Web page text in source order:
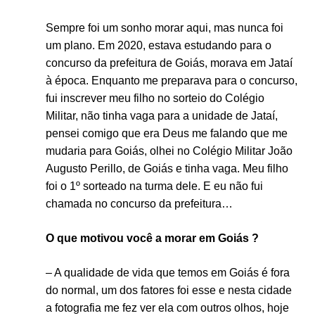
Sempre foi um sonho morar aqui, mas nunca foi
um plano. Em 2020, estava estudando para o
concurso da prefeitura de Goiás, morava em Jataí
à época. Enquanto me preparava para o concurso,
fui inscrever meu filho no sorteio do Colégio
Militar, não tinha vaga para a unidade de Jataí,
pensei comigo que era Deus me falando que me
mudaria para Goiás, olhei no Colégio Militar João
Augusto Perillo, de Goiás e tinha vaga. Meu filho
foi o 1º sorteado na turma dele. E eu não fui
chamada no concurso da prefeitura…
O que motivou você a morar em Goiás ?
– A qualidade de vida que temos em Goiás é fora
do normal, um dos fatores foi esse e nesta cidade
a fotografia me fez ver ela com outros olhos, hoje